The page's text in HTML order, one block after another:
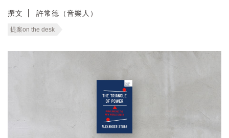
撰文 許常德（音樂人）
提案on the desk